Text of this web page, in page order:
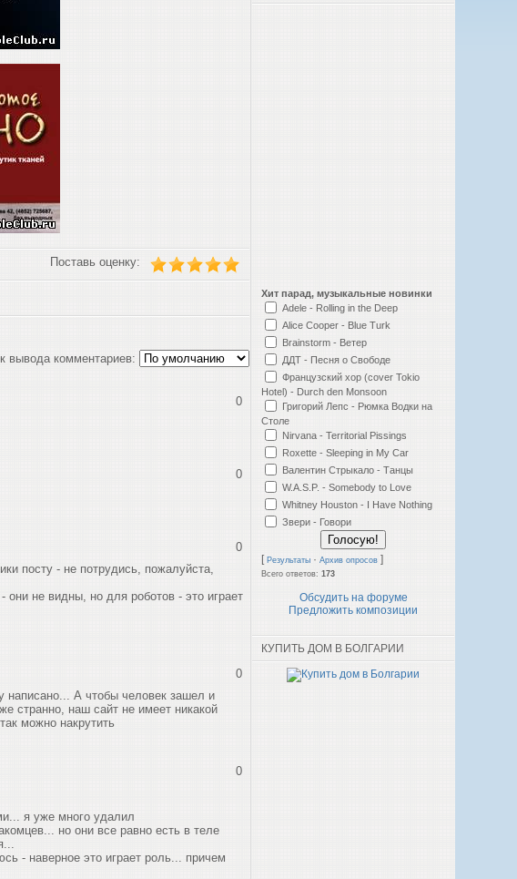
Поставь оценку:
вывода комментариев:
0
0
0
посту - не потрудись, пожалуйста,
не видны, но для роботов - это играет
0
написано... А чтобы человек зашел и
странно, наш сайт не имеет никакой
можно накрутить
0
я уже много удалил
но они все равно есть в теле
- наверное это играет роль... причем
Хит парад, музыкальные новинки
Adele - Rolling in the Deep
Alice Cooper - Blue Turk
Brainstorm - Ветер
ДДТ - Песня о Свободе
Французский хор (cover Tokio
Hotel) - Durch den Monsoon
Григорий Лепс - Рюмка Водки на
Столе
Nirvana - Territorial Pissings
Roxette - Sleeping in My Car
Валентин Стрыкало - Танцы
W.A.S.P. - Somebody to Love
Whitney Houston - I Have Nothing
Звери - Говори
[Результаты ·Архив опросов ]
Всего ответов:173
Обсудить на форуме
Предложить композиции
КУПИТЬ ДОМ В БОЛГАРИИ